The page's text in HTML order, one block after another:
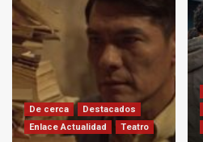
De cerca
Destacados
Enlace Actualidad
Teatro